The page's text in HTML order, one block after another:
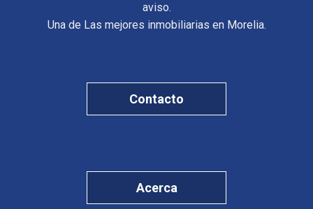
aviso.
Una de Las mejores inmobiliarias en Morelia.